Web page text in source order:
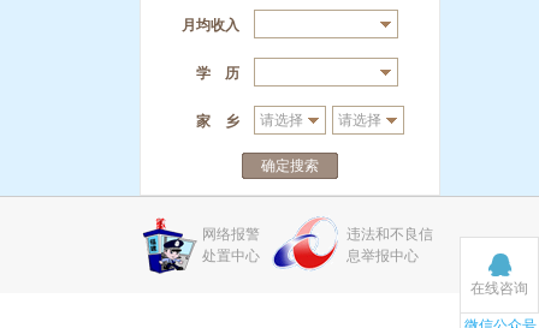
月均收入
学 历
家 乡
确定搜索
网络报警
处置中心
违法和不良信
息举报中心
在线咨询